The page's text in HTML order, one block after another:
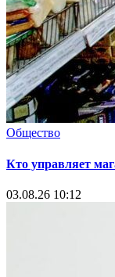
Общество
Кто управляет
03.08.26 10:12